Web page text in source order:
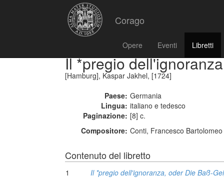
Corago
Opere Eventi Libretti
Il *pregio
[Hamburg], Kaspar Jakhel, [1724]
Paese: Germania
Lingua: italiano e tedesco
Paginazione: [8] c.
Compositore: Conti, Francesco
Contenuto del libretto
1 Il *pregio dell'ignoranza, oder Die Baß-